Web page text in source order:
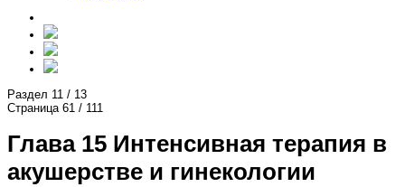
Раздел 11 / 13
Страница 61 / 111
Глава 15 Интенсивная терапия в
акушерстве и гинекологии